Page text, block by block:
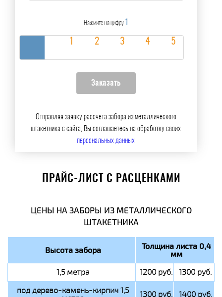
Нажмите на цифру 1
Отправляя заявку рассчета забора из металлического
штакетника с сайта, Вы соглашаетесь на обработку своих
персональных данных
ПРАЙС-ЛИСТ С РАСЦЕНКАМИ
ЦЕНЫ НА ЗАБОРЫ ИЗ МЕТАЛЛИЧЕСКОГО
ШТАКЕТНИКА
Высота забора Толщина листа 0,4
мм
1,5 метра 1200 руб.
1300 руб.
под дерево-камень-кирпич 1,5
1300 руб. 1400 руб.